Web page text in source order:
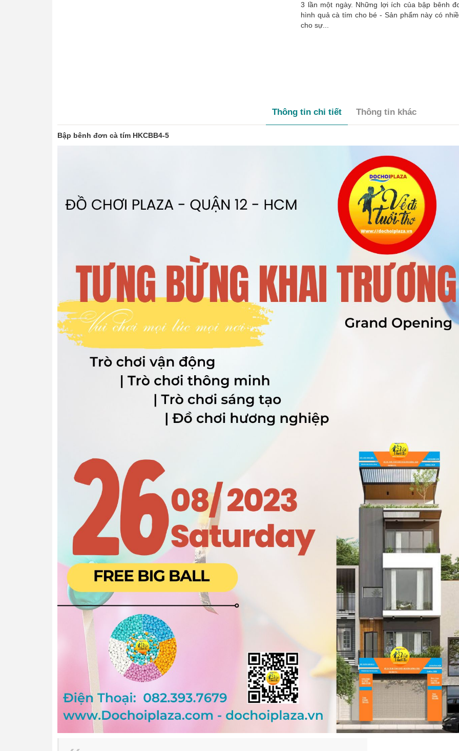
3 lần một ngày. Những lợi ích của bập bênh
hình quả cà tím cho bé - Sản phẩm này có
cho sự...
Thông tin chi tiết Thông tin khác
Bập bênh đơn cà tím HKCBB4-5